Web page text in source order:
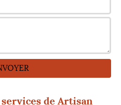
services de Artisan